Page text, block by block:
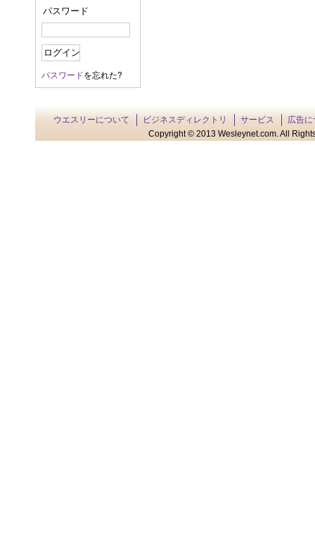
パスワード
パスワードを忘れた?
ウエスリーについて ビジネスディレクトリ サービス
広告に
Copyright © 2013 Wesleynet.com. All